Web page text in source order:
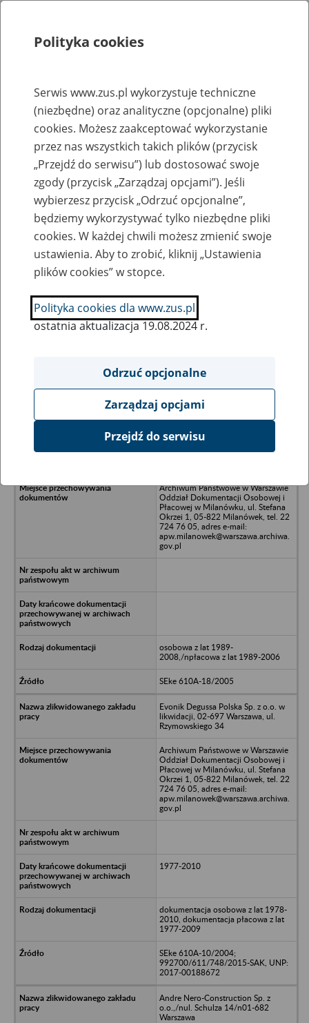
Rejestry, ewidencje i archiwa
Baza zlikwidowanych lub
przekształconych zakładów pracy
Nazwa zakładu pracy:
SZUKAJ
Ukryj wszystkie pozycje bazy
P-U-H Remo,00-738 Warszawa,/nul.
Archiwum Państwowe w Warszawie
Oddział Dokumentacji Osobowej i
Płacowej w Milanówku, ul. Stefana
Okrzei 1, 05-822 Milanówek, tel. 22
724 76 05, adres e-mail:
apw.milanowek@warszawa.archiwa.
gov.pl
osobowa z lat 1989-
2008,/npłacowa z lat 1989-2006
SEke 610A-18/2005
Evonik Degussa Polska Sp. z o.o. w
likwidacji, 02-697 Warszawa, ul.
Rzymowskiego 34
Archiwum Państwowe w Warszawie
Oddział Dokumentacji Osobowej i
Płacowej w Milanówku, ul. Stefana
Okrzei 1, 05-822 Milanówek, tel. 22
724 76 05, adres e-mail:
apw.milanowek@warszawa.archiwa.
gov.pl
1977-2010
dokumentacja osobowa z lat 1978-
2010, dokumentacja płacowa z lat
1977-2009
SEke 610A-10/2004;
992700/611/748/2015-SAK, UNP:
2017-00188672
Andre Nero-Construction Sp. z
o.o.,/nul. Schulza 14/n01-682
Warszawa
Polityka cookies
Serwis www.zus.pl wykorzystuje techniczne
(niezbędne) oraz analityczne (opcjonalne) pliki
cookies. Możesz zaakceptować wykorzystanie
przez nas wszystkich takich plików (przycisk
„Przejdź do serwisu”) lub dostosować swoje
zgody (przycisk „Zarządzaj opcjami”). Jeśli
wybierzesz przycisk „Odrzuć opcjonalne”,
będziemy wykorzystywać tylko niezbędne pliki
cookies. W każdej chwili możesz zmienić swoje
ustawienia. Aby to zrobić, kliknij „Ustawienia
plików cookies” w stopce.
Polityka cookies dla www.zus.pl
ostatnia aktualizacja 19.08.2024 r.
Odrzuć opcjonalne
Zarządzaj opcjami
Przejdź do serwisu